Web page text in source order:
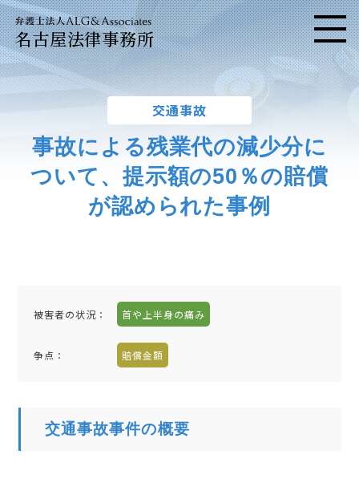
名古屋法律事務所 メニ
交通事故
事故による残業代の減少分に
ついて、提示額の50％の賠償
が認められた事例
被害者の状況： 首や上半身の痛み
争点： 賠償金額
交通事故事件の概要